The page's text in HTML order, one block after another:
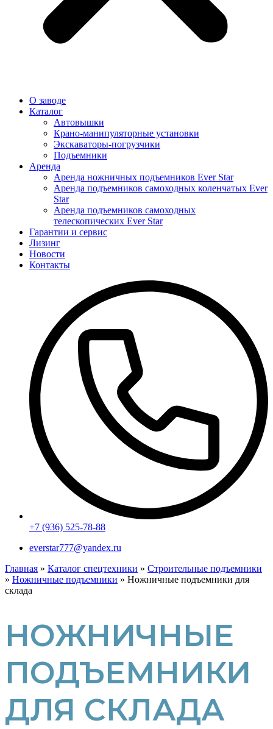
О заводе
Каталог
Автовышки
Крано-манипуляторные установки
Экскаваторы-погрузчики
Подъемники
Аренда
Аренда ножничных подъемников Ever Star
Аренда подъемников самоходных коленчатых Ever
Star
Аренда подъемников самоходных
телескопических Ever Star
Гарантии и сервис
Лизинг
Новости
Контакты
+7 (936) 525-78-88
everstar777@yandex.ru
Главная » Каталог спецтехники » Строительные подъемники
» Ножничные подъемники » Ножничные подъемники для
склада
НОЖНИЧНЫЕ
ПОДЪЕМНИКИ
ДЛЯ СКЛАДА